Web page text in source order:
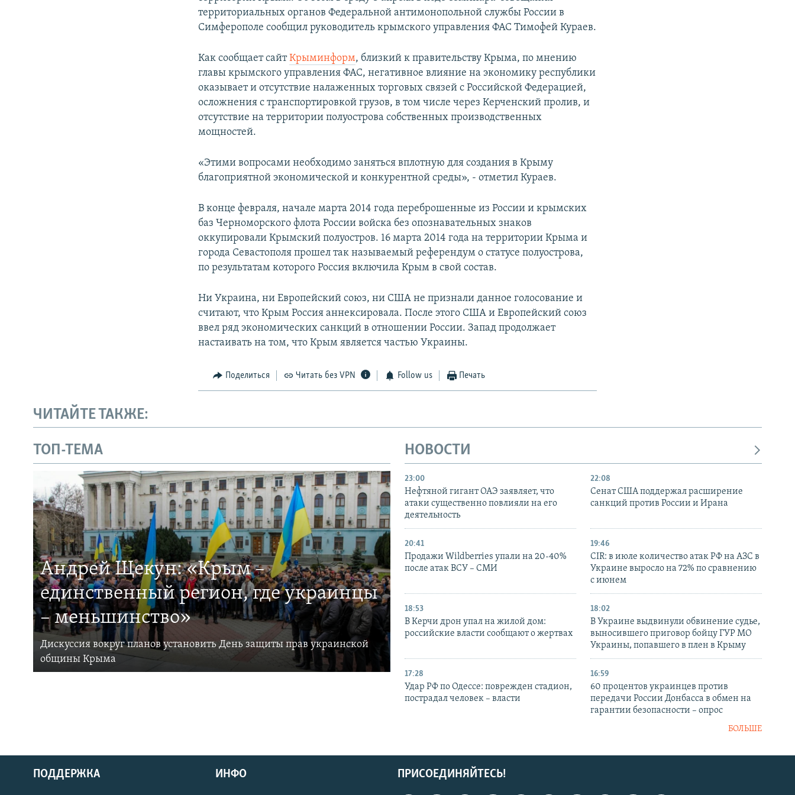
территориальных органов Федеральной антимонопольной службы России в
Симферополе сообщил руководитель крымского управления ФАС Тимофей Кураев.
Как сообщает сайтКрыминформ, близкий к правительству Крыма, по мнению
главы крымского управления ФАС, негативное влияние на экономику республики
оказывает и отсутствие налаженных торговых связей с Российской Федерацией,
осложнения с транспортировкой грузов, в том числе через Керченский пролив, и
отсутствие на территории полуострова собственных производственных
мощностей.
«Этими вопросами необходимо заняться вплотную для создания в Крыму
благоприятной экономической и конкурентной среды», - отметил Кураев.
В конце февраля, начале марта 2014 года переброшенные из России и крымских
баз Черноморского флота России войска без опознавательных знаков
оккупировали Крымский полуостров. 16 марта 2014 года на территории Крыма и
города Севастополя прошел так называемый референдум о статусе полуострова,
по результатам которого Россия включила Крым в свой состав.
Ни Украина, ни Европейский союз, ни США не признали данное голосование и
считают, что Крым Россия аннексировала. После этого США и Европейский союз
ввел ряд экономических санкций в отношении России. Запад продолжает
настаивать на том, что Крым является частью Украины.
Поделиться Читать без VPN Follow us Печать
ЧИТАЙТЕ ТАКЖЕ:
ТОП-ТЕМА
Андрей Щекун: «Крым –
единственный регион, где украинцы
– меньшинство»
Дискуссия вокруг планов установить День защиты прав украинской
общины Крыма
НОВОСТИ
23:00
Нефтяной гигант ОАЭ заявляет, что
атаки существенно повлияли на его
деятельность
22:08
Сенат США поддержал расширение
санкций против России и Ирана
20:41
Продажи Wildberries упали на 20-40%
после атак ВСУ – СМИ
19:46
CIR: в июле количество атак РФ на АЗС в
Украине выросло на 72% по сравнению
с июнем
18:53
В Керчи дрон упал на жилой дом:
российские власти сообщают о жертвах
18:02
В Украине выдвинули обвинение судье,
выносившего приговор бойцу ГУР МО
Украины, попавшего в плен в Крыму
17:28
Удар РФ по Одессе: поврежден стадион,
пострадал человек – власти
16:59
60 процентов украинцев против
передачи России Донбасса в обмен на
гарантии безопасности – опрос
БОЛЬШЕ
ПРИСОЕДИНЯЙТЕСЬ!
ПОДДЕРЖКА ИНФО